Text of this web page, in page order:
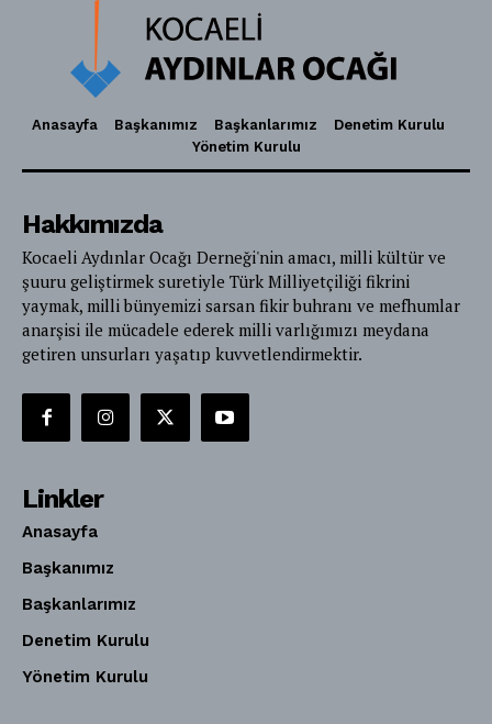
Anasayfa Başkanımız Başkanlarımız
Denetim Kurulu
Yönetim Kurulu
Hakkımızda
Kocaeli Aydınlar Ocağı Derneği'nin amacı, milli kültür ve
şuuru geliştirmek suretiyle Türk Milliyetçiliği fikrini
yaymak, milli bünyemizi sarsan fikir buhranı ve mefhumlar
anarşisi ile mücadele ederek milli varlığımızı meydana
getiren unsurları yaşatıp kuvvetlendirmektir.
Linkler
Anasayfa
Başkanımız
Başkanlarımız
Denetim Kurulu
Yönetim Kurulu